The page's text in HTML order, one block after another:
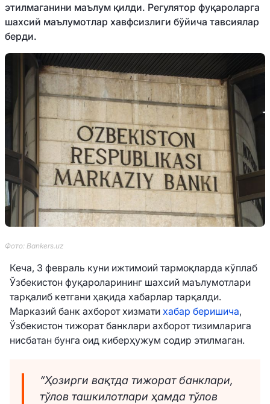
этилмаганини маълум қилди. Регулятор фуқароларга
шахсий маълумотлар хавфсизлиги бўйича тавсиялар
берди.
Фото: Bankers.uz
Кеча, 3 февраль куни ижтимоий тармоқларда кўплаб
Ўзбекистон фуқароларининг шахсий маълумотлари
тарқалиб кетгани ҳақида хабарлар тарқалди.
Марказий банк ахборот хизмати хабар беришича,
Ўзбекистон тижорат банклари ахборот тизимларига
нисбатан бунга оид киберҳужум содир этилмаган.
“Ҳозирги вақтда тижорат банклари,
тўлов ташкилотлари ҳамда тўлов